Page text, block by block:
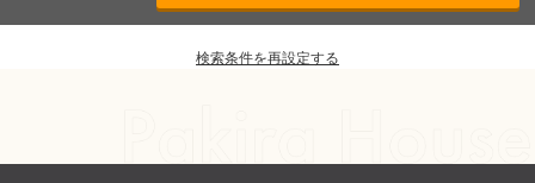
検索条件を再設定する